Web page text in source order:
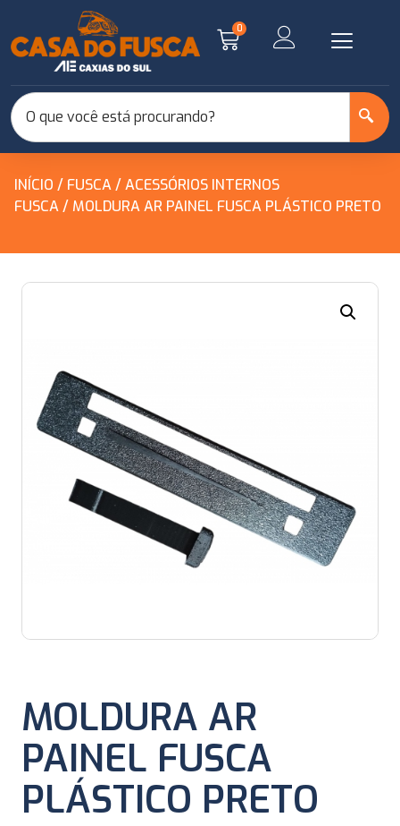
0
INÍCIO / FUSCA/ACESSÓRIOS INTERNOS
FUSCA/ MOLDURA AR PAINEL FUSCA PLÁSTICO PRETO
MOLDURA AR
PAINEL FUSCA
PLÁSTICO PRETO